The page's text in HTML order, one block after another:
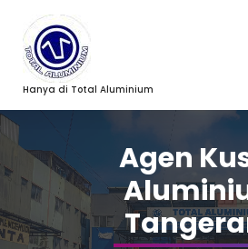
Content
Hanya di Total Aluminium
Agen